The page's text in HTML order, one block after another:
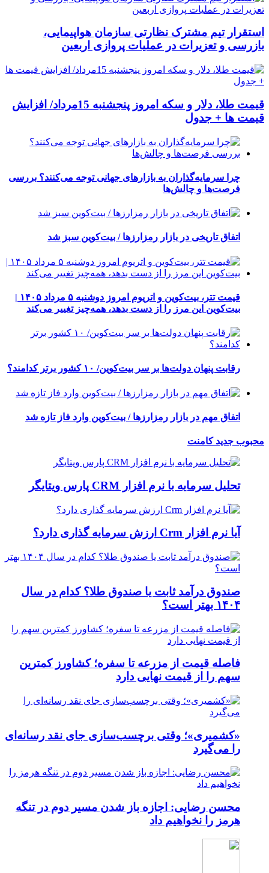
استقرار تیم مشترک نظارتی سازمان هواپیمایی،
بازرسی و تعزیرات در عملیات پروازی اربعین
قیمت طلا، دلار و سکه امروز پنجشنبه 15مرداد/ افزایش
قیمت ها + جدول
چرا سرمایه‌گذاران به بازارهای جهانی توجه می‌کنند؟ بررسی
فرصت‌ها و چالش‌ها
اتفاق تاریخی در بازار رمزارزها / بیت‌کوین سبز شد
قیمت تتر، بیت‌کوین و اتریوم امروز دوشنبه ۵ مرداد ۱۴۰۵ |
بیت‌کوین این مرز را از دست بدهد، همه‌چیز تغییر می‌کند
رقابت پنهان دولت‌ها بر سر بیت‌کوین/ ۱۰ کشور برتر کدامند؟
اتفاق مهم در بازار رمزارزها / بیت‌کوین وارد فاز تازه شد
محبوب جدیدکامنت
تحلیل سرمایه با نرم افزار CRM پارس ویتایگر
آیا نرم افزار Crm ارزش سرمایه گذاری دارد؟
صندوق درآمد ثابت یا صندوق طلا؟ کدام در سال
۱۴۰۴ بهتر است؟
فاصله قیمت از مزرعه تا سفره؛ کشاورز کمترین
سهم را از قیمت نهایی دارد
«کشمیری»؛ وقتی برچسب‌سازی جای نقد رسانه‌ای
را می‌گیرد
محسن رضایی: اجازه باز شدن مسیر دوم در تنگه
هرمز را نخواهیم داد